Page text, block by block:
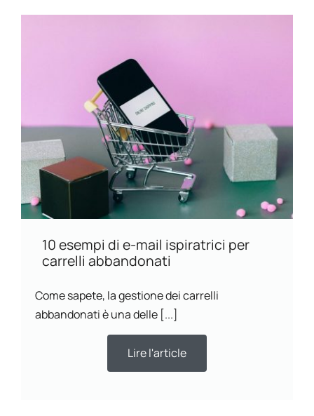
10 esempi di e-mail ispiratrici per
carrelli abbandonati
Come sapete, la gestione dei carrelli
abbandonati è una delle [...]
Lire l'article